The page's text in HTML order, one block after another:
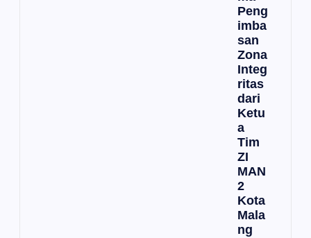
Peng
imba
san
Zona
Integ
ritas
dari
Ketu
a
Tim
ZI
MAN
2
Kota
Mala
ng